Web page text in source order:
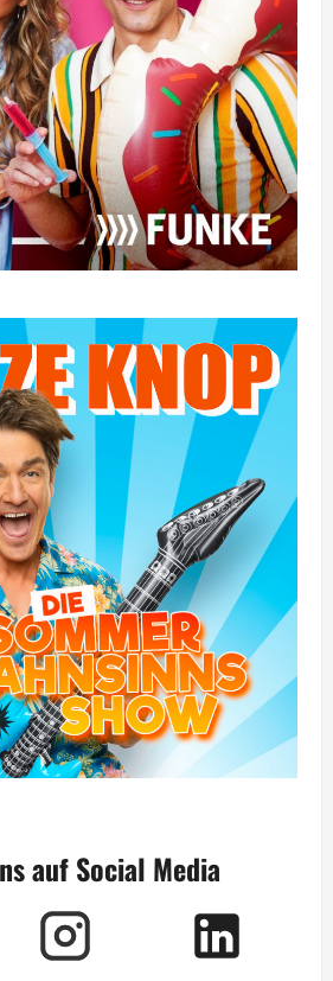
auf Social Media